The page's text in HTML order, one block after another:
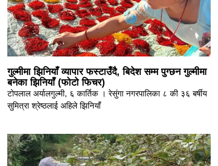
गुल्मीमा झिनियाँ व्यापार फस्टाउँदै, बिदेश सम्म पुग्छन गुल्मीमा
बनेका झिनियाँ (फोटो फिचर)
टोपलाल अर्यालगुल्मी, ६ कार्तिक । रेसुंगा नगरपालिका ८ की ३६ बर्षीय
सुमित्रा श्रेष्ठलाई अहिले झिनियाँ